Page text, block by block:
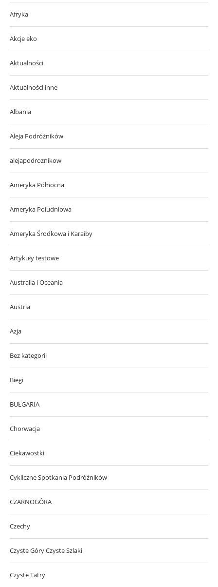
Afryka
Akcje eko
Aktualności
Aktualności inne
Albania
Aleja Podróżników
alejapodroznikow
Ameryka Północna
Ameryka Południowa
Ameryka Środkowa i Karaiby
Artykuły testowe
Australia i Oceania
Austria
Azja
Bez kategorii
Biegi
BUŁGARIA
Chorwacja
Ciekawostki
Cykliczne Spotkania Podróżników
CZARNOGÓRA
Czechy
Czyste Góry Czyste Szlaki
Czyste Tatry